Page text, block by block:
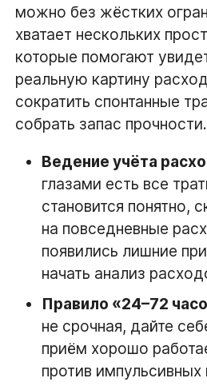
можно без жёстких
хватает нескольких
которые помогают
реальную картину
сократить спонтанные
собрать запас прочности.
Ведение учёта
глазами есть все
становится понятно,
на повседневные
появились лишние
начать анализ
Правило «24–72
не срочная, дайте
приём хорошо
против импульсивных